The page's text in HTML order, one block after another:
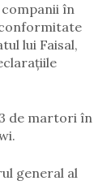
companii în
conformitate
lui Faisal,
de martori în
general al